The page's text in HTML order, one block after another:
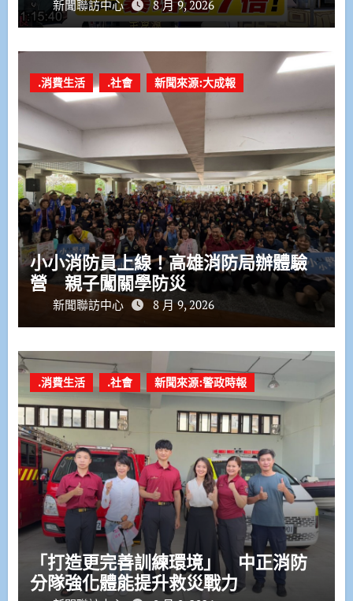
新聞聯訪中心 8 月 9, 2026
.消費生活 .社會 新聞來源:大成報
小小消防員上線！高雄消防局辦體驗
營 親子闖關學防災
新聞聯訪中心 8 月 9, 2026
.消費生活 .社會 新聞來源:警政時報
「打造更完善訓練環境」 中正消防
分隊強化體能提升救災戰力